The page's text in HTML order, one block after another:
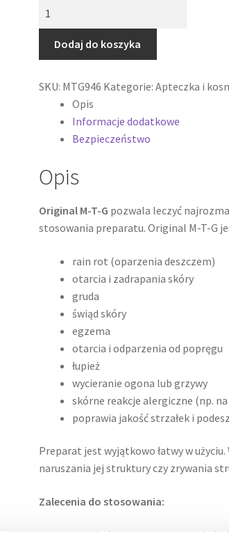
MTG
946
Dodaj do koszyka
SKU: MTG946 Kategorie: Apteczka i
Opis
Informacje dodatkowe
Bezpieczeństwo
Opis
Original M-T-G pozwala leczyć
stosowania preparatu. Original M-T-G
rain rot (oparzenia deszczem)
otarcia i zadrapania skóry
gruda
świąd skóry
egzema
otarcia i odparzenia od popręgu
łupież
wycieranie ogona lub grzywy
skórne reakcje alergiczne (np. na
poprawia jakość strzałek i
Preparat jest wyjątkowo łatwy w
naruszania jej struktury czy zrywania
Zalecenia do stosowania:
przed użyciem preparatu